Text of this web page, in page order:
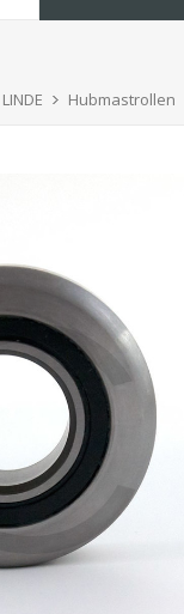
LINDE Hubmastrollen